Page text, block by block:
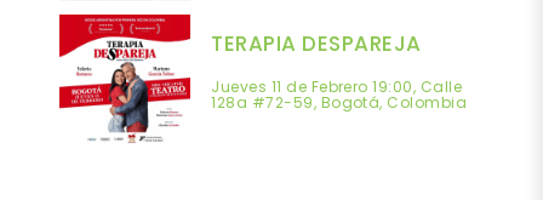
TERAPIA DESPAREJA
Jueves 11 de Febrero 19:00, Calle
128a #72-59, Bogotá, Colombia